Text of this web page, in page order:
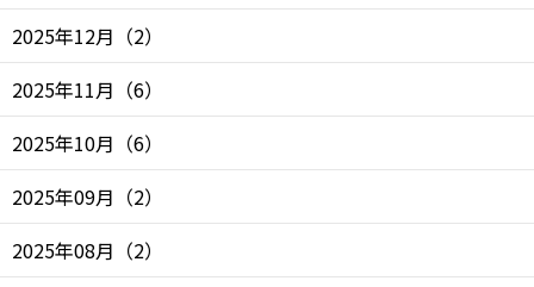
2025年12月 （2）
2025年11月 （6）
2025年10月 （6）
2025年09月 （2）
2025年08月 （2）